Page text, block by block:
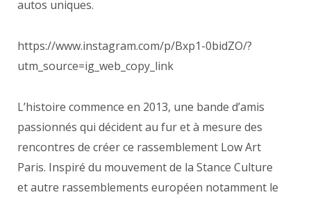
autos uniques.
https://www.instagram.com/p/Bxp1-0bidZO/?
utm_source=ig_web_copy_link
L’histoire commence en 2013, une bande d’amis
passionnés qui décident au fur et à mesure des
rencontres de créer ce rassemblement Low Art
Paris. Inspiré du mouvement de la Stance Culture
et autre rassemblements européen notamment le